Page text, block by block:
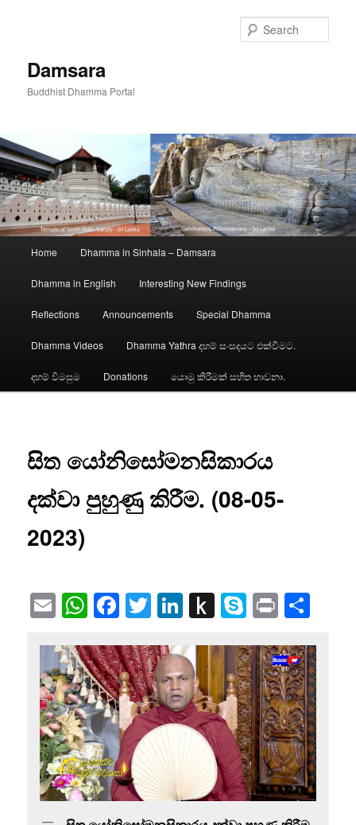
Damsara
Buddhist Dhamma Portal
Home Dhamma in Sinhala – Damsara
Dhamma in English Interesting New Findings
Reflections Announcements Special Dhamma
Dhamma Videos Dhamma Yathra දහම් සංසදයට එක්වීමට.
දහම් විමසුම Donations යොමු කිරීමක් සහිත භාවනා.
සිත යෝනිසෝමනසිකාරය
දක්වා පුහුණු කිරීම. (08-05-
2023)
EmailWhatsApp
Facebook
Twitter
LinkedIn
Push
Kindle
Skype
Print